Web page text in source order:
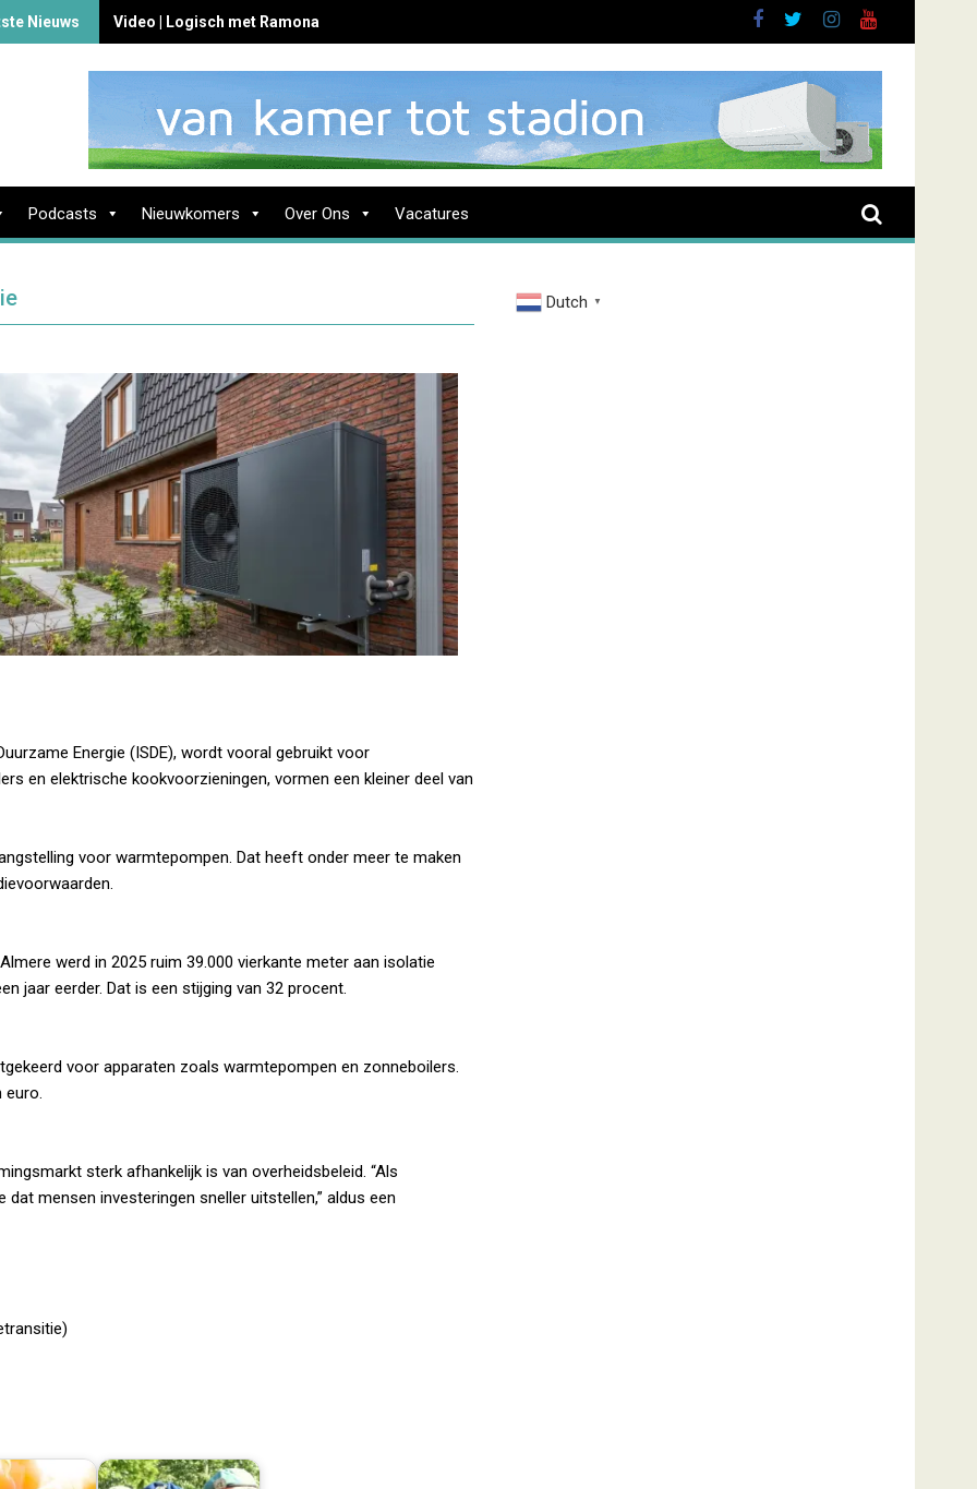
Nieuws Video | Logisch met Ramona
Podcasts Nieuwkomers Over Ons Vacatures
Energie (ISDE), wordt vooral gebruikt voor
en elektrische kookvoorzieningen, vormen een kleiner deel van
voor warmtepompen. Dat heeft onder meer te maken
werd in 2025 ruim 39.000 vierkante meter aan isolatie
jaar eerder. Dat is een stijging van 32 procent.
voor apparaten zoals warmtepompen en zonneboilers.
euro.
sterk afhankelijk is van overheidsbeleid. “Als
mensen investeringen sneller uitstellen,” aldus een
Dutch ▼